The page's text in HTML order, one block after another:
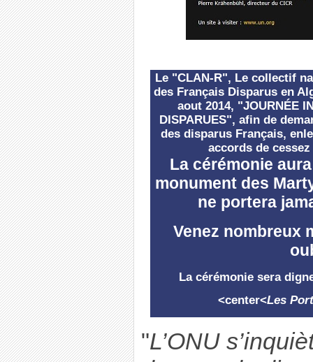
Le "CLAN-R", Le collectif
des Français Disparus en
aout 2014, "JOURNÉE
DISPARUES", afin de
des disparus Français,
accords de
La cérémonie
monument des
ne portera
Venez nombreux
La cérémonie sera
<center<Les
"L’ONU